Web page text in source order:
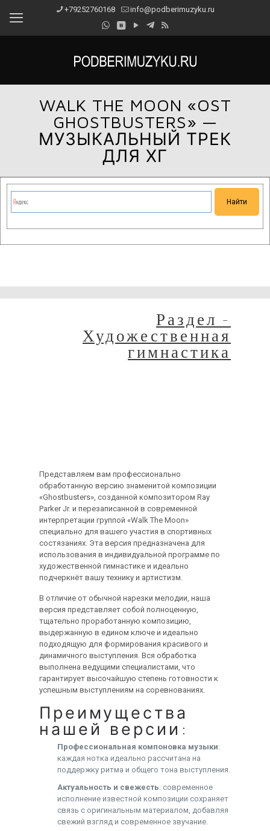
+79252760168 info@podberimuzyku.ru
WALK THE MOON «OST
GHOSTBUSTERS» —
МУЗЫКАЛЬНЫЙ ТРЕК
ДЛЯ ХГ
Раздел -
Художественная
гимнастика
Представляем вам профессионально
обработанную версию знаменитой композиции
«Ghostbusters», созданной композитором Ray
Parker Jr. и перезаписанной в современной
интерпретации группой «Walk The Moon»
специально для вашего участия в спортивных
состязаниях. Эта версия предназначена для
использования в индивидуальной программе по
художественной гимнастике и идеально
подчеркнёт вашу технику и артистизм.
В отличие от обычной нарезки мелодии, наша
версия представляет собой полноценную,
тщательно проработанную композицию,
выдержанную в едином ключе и идеально
подходящую для формирования красивого и
динамичного выступления. Вся обработка
выполнена ведущими специалистами, что
гарантирует высочайшую степень готовности к
успешным выступлениям на соревнованиях.
Преимущества
нашей версии:
Профессиональная компоновка музыки:
каждая нотка идеально рассчитана на
поддержку ритма и общего тона выступления.
Актуальность и свежесть: современное
исполнение известной композиции сохраняет
связь с оригинальным материалом, добавляя
свежий взгляд и современное звучание.